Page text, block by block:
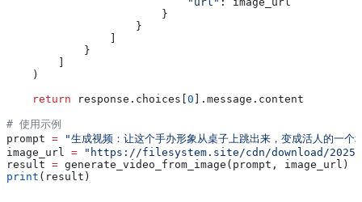
                        }
                    }
                ]
            }
        ]
    )
    return
response.choices[0 ].message.content
# 使用示例
prompt = "生成视频：让这个手办形象从桌子上跳出来，变成活人的一个
image_url = "https://filesystem.site/cdn/download/20250407/
result = generate_video_from_image(prompt, image_url)
print (result)